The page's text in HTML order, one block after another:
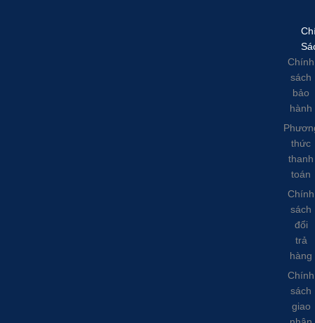
Chính
sách
bảo
hành
thức
thanh
toán
Chính
sách
đổi
trả
hàng
Chính
sách
giao